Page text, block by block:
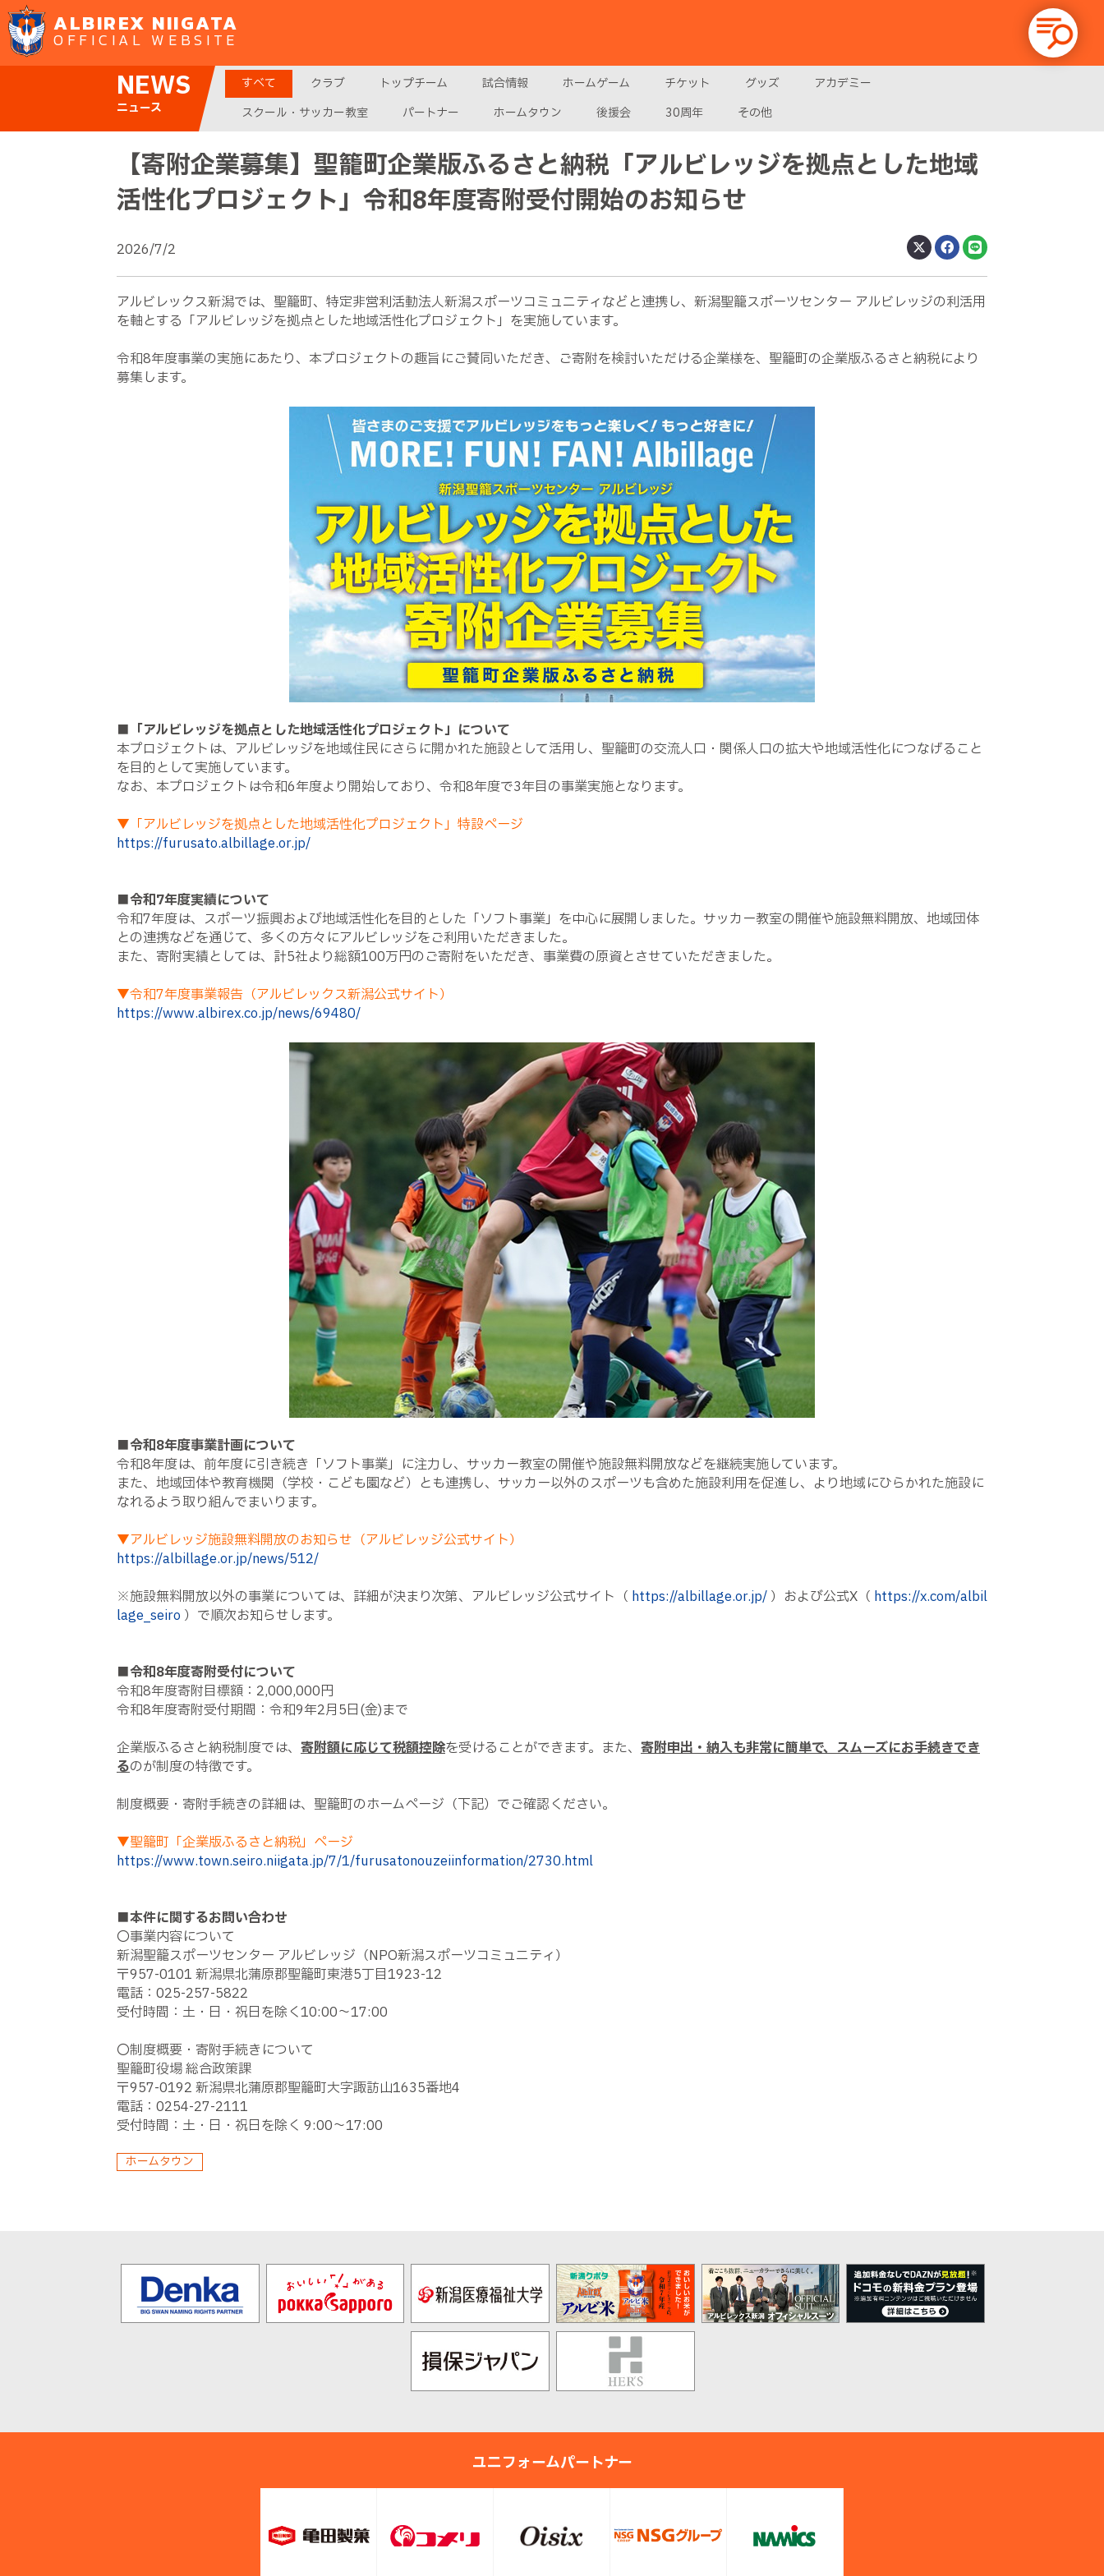
ALBIREX NIIGATA
OFFICIAL WEBSITE
NEWS
ニュース
すべて クラブ トップチーム 試合情報 ホームゲーム チケット グッズ
アカデミー
スクール・サッカー教室
パートナー ホームタウン 後援会 30周年 その他
【寄附企業募集】聖籠町企業版ふるさと納税「アルビレッジを拠点とした地域
活性化プロジェクト」令和8年度寄附受付開始のお知らせ
2026/7/2
アルビレックス新潟では、聖籠町、特定非営利活動法人新潟スポーツコミュニティなどと連携し、新潟聖籠スポーツセンター アルビレッジの利活用
を軸とする「アルビレッジを拠点とした地域活性化プロジェクト」を実施しています。
令和8年度事業の実施にあたり、本プロジェクトの趣旨にご賛同いただき、ご寄附を検討いただける企業様を、聖籠町の企業版ふるさと納税により
募集します。
■「アルビレッジを拠点とした地域活性化プロジェクト」について
本プロジェクトは、アルビレッジを地域住民にさらに開かれた施設として活用し、聖籠町の交流人口・関係人口の拡大や地域活性化につなげること
を目的として実施しています。
なお、本プロジェクトは令和6年度より開始しており、令和8年度で3年目の事業実施となります。
▼「アルビレッジを拠点とした地域活性化プロジェクト」特設ページ
https://furusato.albillage.or.jp/
■令和7年度実績について
令和7年度は、スポーツ振興および地域活性化を目的とした「ソフト事業」を中心に展開しました。サッカー教室の開催や施設無料開放、地域団体
との連携などを通じて、多くの方々にアルビレッジをご利用いただきました。
また、寄附実績としては、計5社より総額100万円のご寄附をいただき、事業費の原資とさせていただきました。
▼令和7年度事業報告（アルビレックス新潟公式サイト）
https://www.albirex.co.jp/news/69480/
■令和8年度事業計画について
令和8年度は、前年度に引き続き「ソフト事業」に注力し、サッカー教室の開催や施設無料開放などを継続実施しています。
また、地域団体や教育機関（学校・こども園など）とも連携し、サッカー以外のスポーツも含めた施設利用を促進し、より地域にひらかれた施設に
なれるよう取り組んでまいります。
▼アルビレッジ施設無料開放のお知らせ（アルビレッジ公式サイト）
https://albillage.or.jp/news/512/
※施設無料開放以外の事業については、詳細が決まり次第、アルビレッジ公式サイト（ https://albillage.or.jp/ ）および公式X（ https://x.com/albil
lage_seiro ）で順次お知らせします。
■令和8年度寄附受付について
令和8年度寄附目標額：2,000,000円
令和8年度寄附受付期間：令和9年2月5日(金)まで
企業版ふるさと納税制度では、 寄附額に応じて税額控除を受けることができます。また、 寄附申出・納入も非常に簡単で、スムーズにお手続きでき
るのが制度の特徴です。
制度概要・寄附手続きの詳細は、聖籠町のホームページ（下記）でご確認ください。
▼聖籠町「企業版ふるさと納税」ページ
https://www.town.seiro.niigata.jp/7/1/furusatonouzeiinformation/2730.html
■本件に関するお問い合わせ
〇事業内容について
新潟聖籠スポーツセンター アルビレッジ（NPO新潟スポーツコミュニティ）
〒957-0101 新潟県北蒲原郡聖籠町東港5丁目1923-12
電話：025-257-5822
受付時間：土・日・祝日を除く10:00～17:00
〇制度概要・寄附手続きについて
聖籠町役場 総合政策課
〒957-0192 新潟県北蒲原郡聖籠町大字諏訪山1635番地4
電話：0254-27-2111
受付時間：土・日・祝日を除く 9:00～17:00
ホームタウン
ユニフォームパートナー